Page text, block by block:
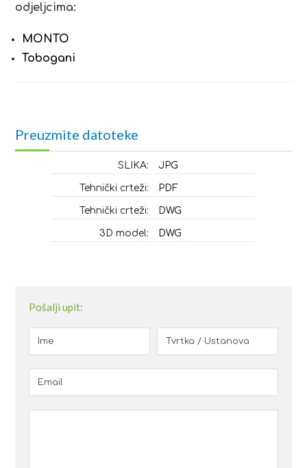
odjeljcima:
MONTO
Tobogani
Preuzmite datoteke
SLIKA: JPG
Tehnički crteži: PDF
Tehnički crteži: DWG
3D model: DWG
Pošalji upit: